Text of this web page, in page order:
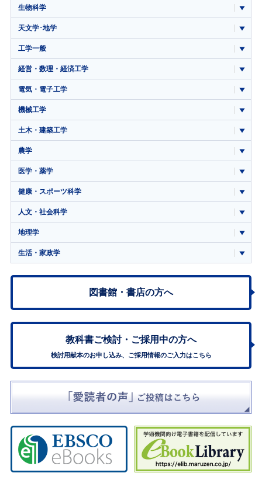
生物科学
天文学･地学
工学一般
経営・数理・経済工学
電気・電子工学
機械工学
土木・建築工学
農学
医学・薬学
健康・スポーツ科学
人文・社会科学
地理学
生活・家政学
図書館・書店の方へ
教科書ご検討・ ご採用中の方へ
検討用献本のお申し込み、ご採用情報のご入力はこちら